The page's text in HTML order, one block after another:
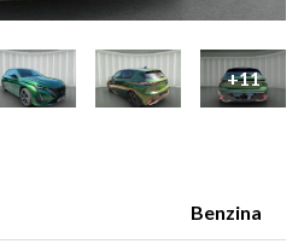
+11
Benzina